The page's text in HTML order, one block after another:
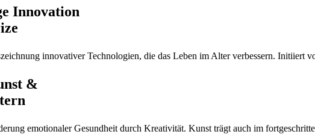
Innovation
innovativer Technologien, die das Leben im Alter verbessern.
&​
emotionaler Gesundheit durch Kreativität. Kunst trägt auch im